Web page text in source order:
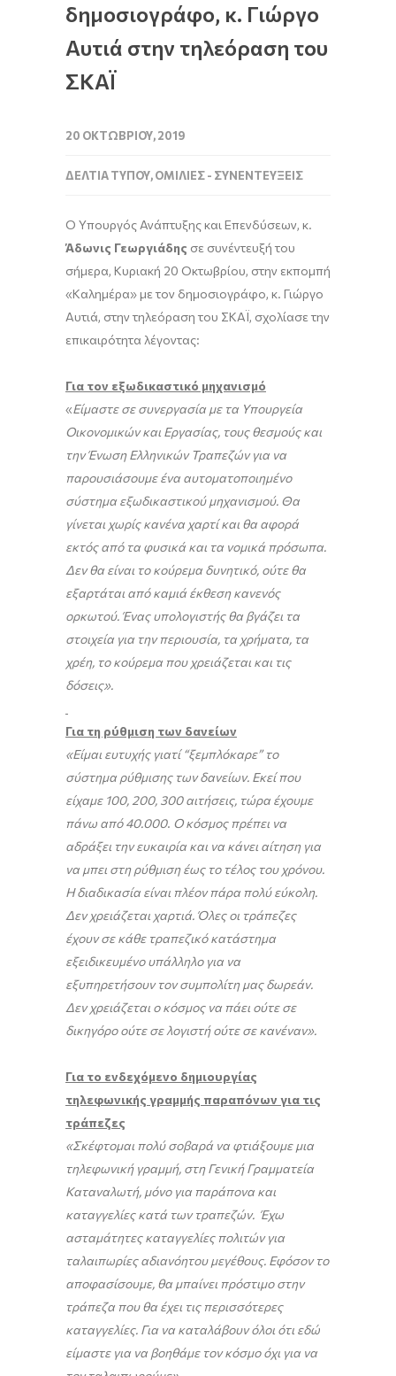
δημοσιογράφο, κ. Γιώργο
Αυτιά στην τηλεόραση του
ΣΚΑΪ
20 ΟΚΤΩΒΡΊΟΥ, 2019
ΔΕΛΤΊΑ ΤΎΠΟΥ,ΟΜΙΛΊΕΣ - ΣΥΝΕΝΤΕΎΞΕΙΣ
Ο Υπουργός Ανάπτυξης και Επενδύσεων, κ.
Άδωνις Γεωργιάδης σε συνέντευξή του
σήμερα, Κυριακή 20 Οκτωβρίου, στην εκπομπή
«Καλημέρα» με τον δημοσιογράφο, κ. Γιώργο
Αυτιά, στην τηλεόραση του ΣΚΑΪ, σχολίασε την
επικαιρότητα λέγοντας:
Για τον εξωδικαστικό μηχανισμό
«Είμαστε σε συνεργασία με τα Υπουργεία
Οικονομικών και Εργασίας, τους θεσμούς και
την Ένωση Ελληνικών Τραπεζών για να
παρουσιάσουμε ένα αυτοματοποιημένο
σύστημα εξωδικαστικού μηχανισμού. Θα
γίνεται χωρίς κανένα χαρτί και θα αφορά
εκτός από τα φυσικά και τα νομικά πρόσωπα.
Δεν θα είναι το κούρεμα δυνητικό, ούτε θα
εξαρτάται από καμιά έκθεση κανενός
ορκωτού. Ένας υπολογιστής θα βγάζει τα
στοιχεία για την περιουσία, τα χρήματα, τα
χρέη, το κούρεμα που χρειάζεται και τις
δόσεις».
Για τη ρύθμιση των δανείων
«Είμαι ευτυχής γιατί “ξεμπλόκαρε” το
σύστημα ρύθμισης των δανείων. Εκεί που
είχαμε 100, 200, 300 αιτήσεις, τώρα έχουμε
πάνω από 40.000. O κόσμος πρέπει να
αδράξει την ευκαιρία και να κάνει αίτηση για
να μπει στη ρύθμιση έως το τέλος του χρόνου.
Η διαδικασία είναι πλέον πάρα πολύ εύκολη.
Δεν χρειάζεται χαρτιά. Όλες οι τράπεζες
έχουν σε κάθε τραπεζικό κατάστημα
εξειδικευμένο υπάλληλο για να
εξυπηρετήσουν τον συμπολίτη μας δωρεάν.
Δεν χρειάζεται ο κόσμος να πάει ούτε σε
δικηγόρο ούτε σε λογιστή ούτε σε κανέναν».
Για το ενδεχόμενο δημιουργίας
τηλεφωνικής γραμμής παραπόνων για τις
τράπεζες
«Σκέφτομαι πολύ σοβαρά να φτιάξουμε μια
τηλεφωνική γραμμή, στη Γενική Γραμματεία
Καταναλωτή, μόνο για παράπονα και
καταγγελίες κατά των τραπεζών. Έχω
ασταμάτητες καταγγελίες πολιτών για
ταλαιπωρίες αδιανόητου μεγέθους. Εφόσον το
αποφασίσουμε, θα μπαίνει πρόστιμο στην
τράπεζα που θα έχει τις περισσότερες
καταγγελίες. Για να καταλάβουν όλοι ότι εδώ
είμαστε για να βοηθάμε τον κόσμο όχι για να